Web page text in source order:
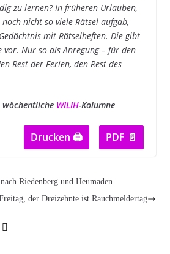
zu lernen? In früheren Urlauben,
nicht so viele Rätsel aufgab,
mit Rätselheften. Die gibt
vor. Nur so als Anregung – für den
Rest der Ferien, den Rest des
WILIH-Kolumne
Drucken 🖨 PDF 📄
Riedenberg und Heumaden
der Dreizehnte ist Rauchmeldertag